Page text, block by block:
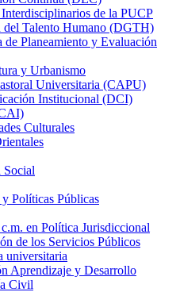
de la PUCP
del Talento Humano (DGTH)
Planeamiento y Evaluación
y Urbanismo
Universitaria (CAPU)
Institucional (DCI)
Culturales
Social
Políticas Públicas
en Política Jurisdiccional
de los Servicios Públicos
universitaria
Aprendizaje y Desarrollo
Civil